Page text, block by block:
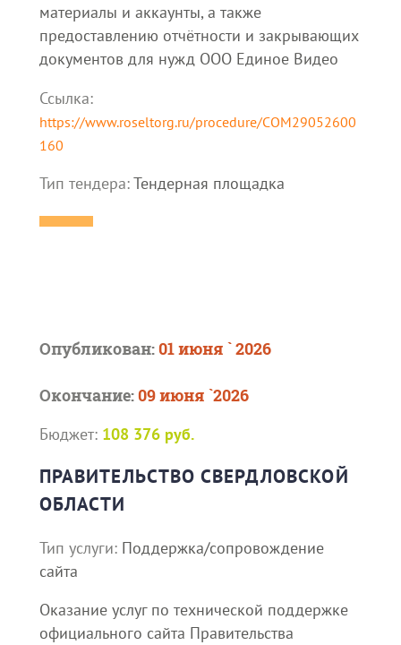
материалы и аккаунты, а также
предоставлению отчётности и закрывающих
документов для нужд ООО Единое Видео
Ссылка:
https://www.roseltorg.ru/procedure/COM29052600
160
Тип тендера:Тендерная площадка
Опубликован:01 июня ` 2026
Окончание:09 июня `2026
Бюджет: 108 376 руб.
ПРАВИТЕЛЬСТВО СВЕРДЛОВСКОЙ
ОБЛАСТИ
Тип услуги: Поддержка/сопровождение
сайта
Оказание услуг по технической поддержке
официального сайта Правительства